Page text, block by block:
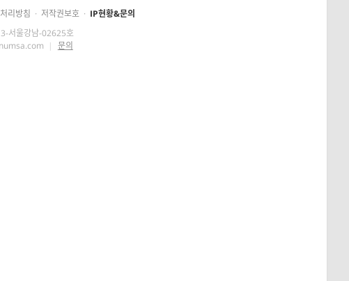
리방침 · 저작권보호 · IP현황&문의
서울강남-02625호
| 문의